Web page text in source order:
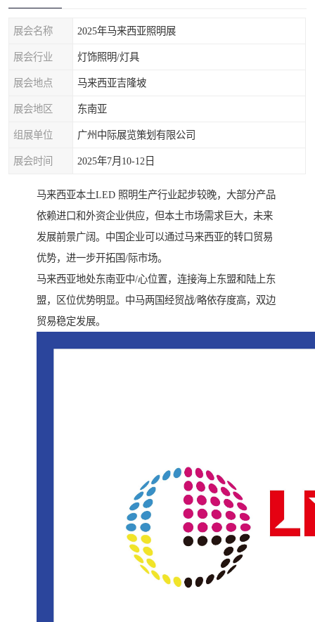
展会名称 2025年马来西亚照明展
展会行业 灯饰照明/灯具
展会地点 马来西亚吉隆坡
展会地区 东南亚
组展单位 广州中际展览策划有限公司
展会时间 2025年7月10-12日
马来西亚本土LED 照明生产行业起步较晚，大部分产品
依赖进口和外资企业供应，但本土市场需求巨大，未来
发展前景广阔。中国企业可以通过马来西亚的转口贸易
优势，进一步开拓国/际市场。
马来西亚地处东南亚中/心位置，连接海上东盟和陆上东
盟，区位优势明显。中马两国经贸战/略依存度高，双边
贸易稳定发展。